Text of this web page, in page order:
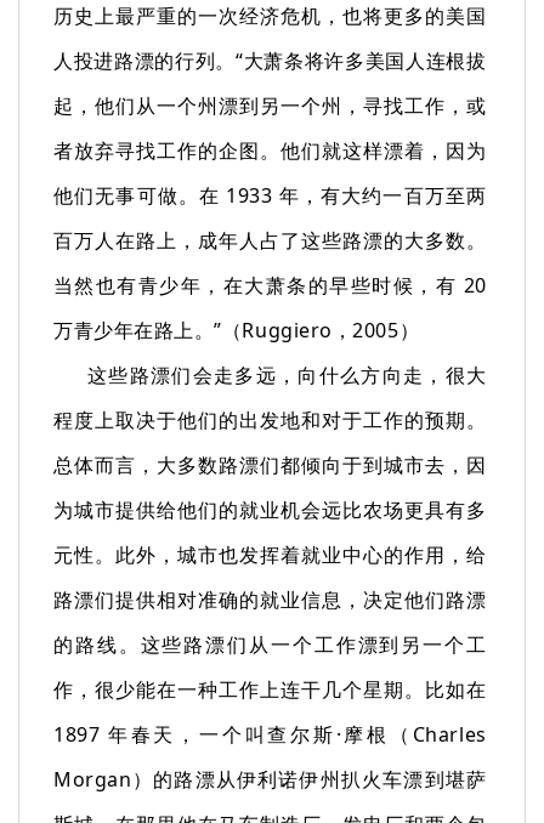
历史上最严重的一次经济危机，也将更多的美国
人投进路漂的行列。“大萧条将许多美国人连根拔
起，他们从一个州漂到另一个州，寻找工作，或
者放弃寻找工作的企图。他们就这样漂着，因为
他们无事可做。在 1933 年，有大约一百万至两
百万人在路上，成年人占了这些路漂的大多数。
当然也有青少年，在大萧条的早些时候，有 20
万青少年在路上。”（Ruggiero，2005）
这些路漂们会走多远，向什么方向走，很大
程度上取决于他们的出发地和对于工作的预期。
总体而言，大多数路漂们都倾向于到城市去，因
为城市提供给他们的就业机会远比农场更具有多
元性。此外，城市也发挥着就业中心的作用，给
路漂们提供相对准确的就业信息，决定他们路漂
的路线。这些路漂们从一个工作漂到另一个工
作，很少能在一种工作上连干几个星期。比如在
1897 年春天，一个叫查尔斯·摩根（Charles
Morgan）的路漂从伊利诺伊州扒火车漂到堪萨